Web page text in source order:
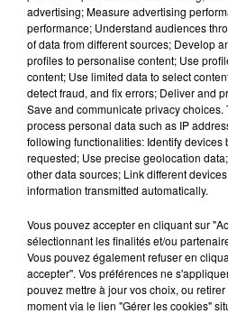
La mairie de
une réunion
du quartier
La ville de
réaménager le
la limite avec
organisée ce jeudi
Publié : 1er octobre 2020 à
advertising; Measure advertising
performance; Understand audiences
of data from different sources; Develop
profiles to personalise content; Use
content; Use limited data to select
detect fraud, and fix errors; Deliver and
Save and communicate privacy
process personal data such as IP
following functionalities: Identify
requested; Use precise geolocation
other data sources; Link different
information transmitted automatically.
Vous pouvez accepter en cliquant sur
sélectionnant les finalités et/ou
Vous pouvez également refuser en
accepter". Vos préférences ne
pouvez mettre à jour vos choix, ou
moment via le lien "Gérer les cookies"